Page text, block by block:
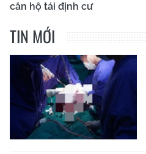
căn hộ tái định cư
TIN MỚI